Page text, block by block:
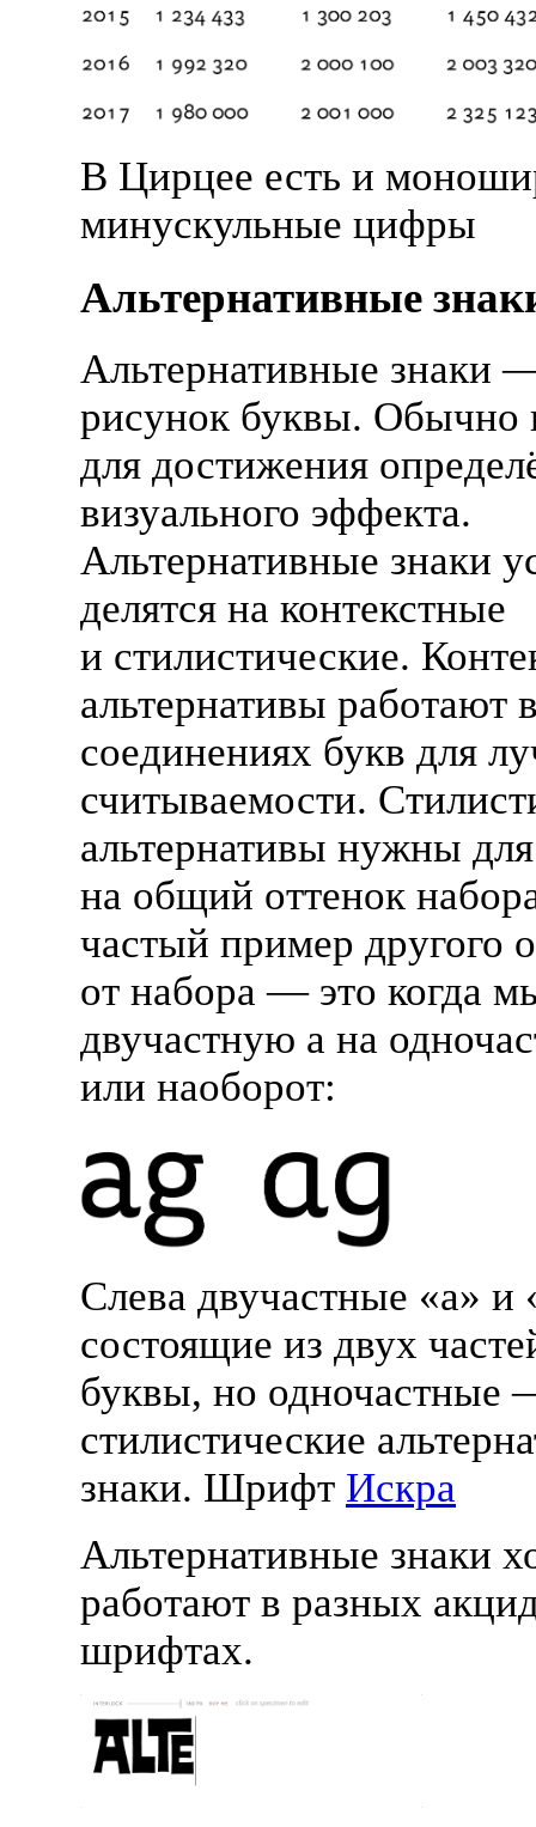
В Цирцее есть и
минускульные цифры
Альтернативные
Альтернативные знаки
рисунок буквы.
для достижения
визуального эффекта.
Альтернативные знаки
делятся на контекстные
и стилистические.
альтернативы работают
соединениях букв для
считываемости.
альтернативы нужны
на общий оттенок
частый пример другого
от набора — это когда
двучастную а на
или наоборот:
Слева двучастные «a»
состоящие из двух
буквы, но одночастные
стилистические
знаки. Шрифт Искра
Альтернативные знаки
работают в разных
шрифтах.